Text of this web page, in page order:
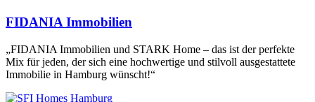
FIDANIA Immobilien
„FIDANIA Immobilien und STARK Home – das ist der perfekte
Mix für jeden, der sich eine hochwertige und stilvoll ausgestattete
Immobilie in Hamburg wünscht!“